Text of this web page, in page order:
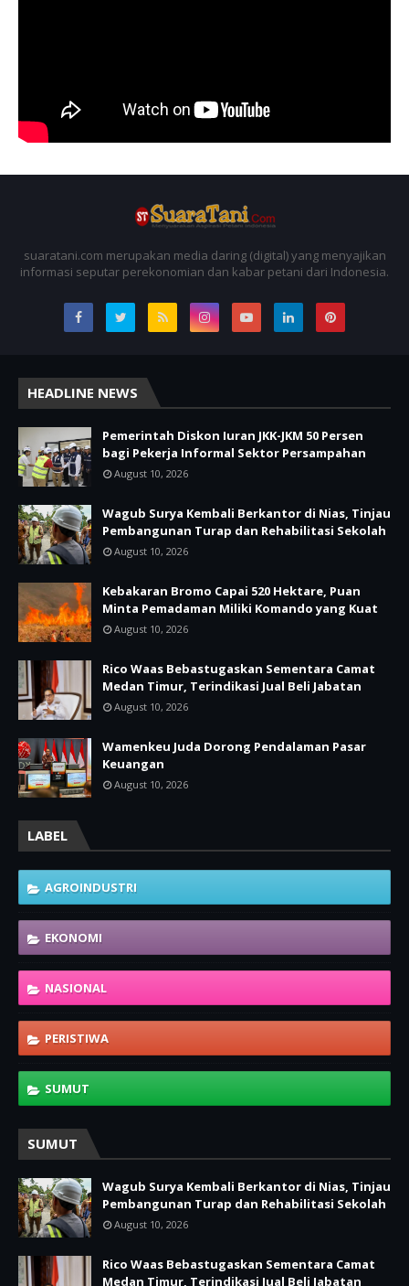
suaratani.com merupakan media daring (digital) yang menyajikan
informasi seputar perekonomian dan kabar petani dari Indonesia.
HEADLINE NEWS
Pemerintah Diskon Iuran JKK-JKM 50 Persen
bagi Pekerja Informal Sektor Persampahan
August 10, 2026
Wagub Surya Kembali Berkantor di Nias, Tinjau
Pembangunan Turap dan Rehabilitasi Sekolah
August 10, 2026
Kebakaran Bromo Capai 520 Hektare, Puan
Minta Pemadaman Miliki Komando yang Kuat
August 10, 2026
Rico Waas Bebastugaskan Sementara Camat
Medan Timur, Terindikasi Jual Beli Jabatan
August 10, 2026
Wamenkeu Juda Dorong Pendalaman Pasar
Keuangan
August 10, 2026
LABEL
AGROINDUSTRI
EKONOMI
NASIONAL
PERISTIWA
SUMUT
SUMUT
Wagub Surya Kembali Berkantor di Nias, Tinjau
Pembangunan Turap dan Rehabilitasi Sekolah
August 10, 2026
Rico Waas Bebastugaskan Sementara Camat
Medan Timur, Terindikasi Jual Beli Jabatan